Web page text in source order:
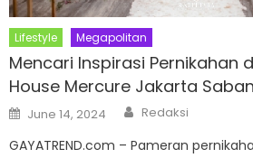
Lifestyle Megapolitan
Mencari Inspirasi Pernikahan
House Mercure Jakarta
Posted
on
June 14, 2024 Author
Redaksi
GAYATREND.com – Pameran